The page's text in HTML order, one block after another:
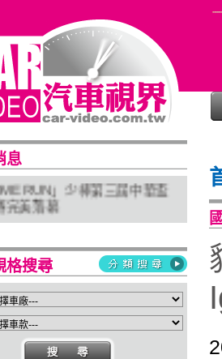
息
通穩馭前行 四大系列改款齊發
來
RUN」少棒第三屆中華盃
完美落幕
座 Stellantis Brand House 據
新北土城旗艦店盛大開幕
東2S新據點開幕 強化南台灣
絡
格搜尋